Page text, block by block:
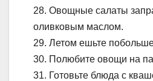
28. Овощные салаты
оливковым маслом.
29. Летом ешьте
30. Полюбите овощи на
31. Готовьте блюда с